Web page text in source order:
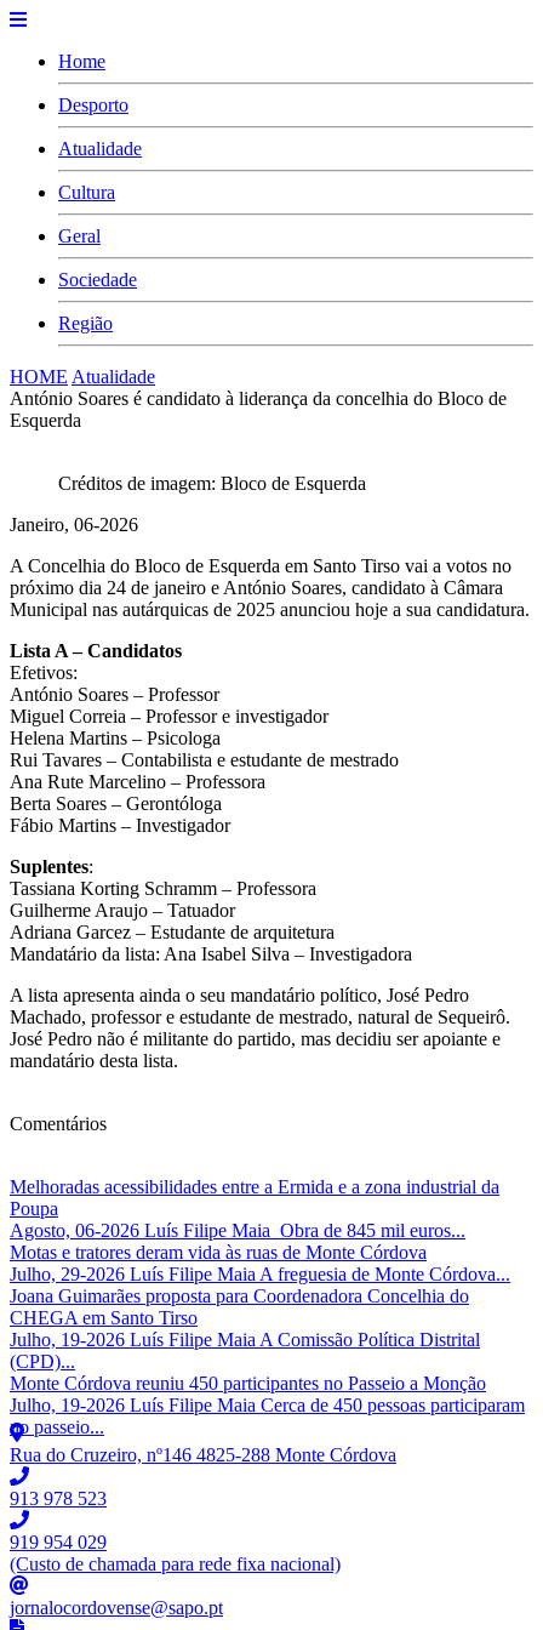
Home
Desporto
Atualidade
Cultura
Geral
Sociedade
Região
HOME Atualidade
António Soares é candidato à liderança da concelhia do Bloco de
Esquerda
Créditos de imagem: Bloco de Esquerda
Janeiro, 06-2026
A Concelhia do Bloco de Esquerda em Santo Tirso vai a votos no
próximo dia 24 de janeiro e António Soares, candidato à Câmara
Municipal nas autárquicas de 2025 anunciou hoje a sua candidatura.
Lista A – Candidatos
Efetivos:
António Soares – Professor
Miguel Correia – Professor e investigador
Helena Martins – Psicologa
Rui Tavares – Contabilista e estudante de mestrado
Ana Rute Marcelino – Professora
Berta Soares – Gerontóloga
Fábio Martins – Investigador
Suplentes:
Tassiana Korting Schramm – Professora
Guilherme Araujo – Tatuador
Adriana Garcez – Estudante de arquitetura
Mandatário da lista: Ana Isabel Silva – Investigadora
A lista apresenta ainda o seu mandatário político, José Pedro
Machado, professor e estudante de mestrado, natural de Sequeirô.
José Pedro não é militante do partido, mas decidiu ser apoiante e
mandatário desta lista.
Comentários
Melhoradas acessibilidades entre a Ermida e a zona industrial da
Poupa
Agosto, 06-2026 Luís Filipe Maia Obra de 845 mil euros...
Motas e tratores deram vida às ruas de Monte Córdova
Julho, 29-2026 Luís Filipe Maia A freguesia de Monte Córdova...
Joana Guimarães proposta para Coordenadora Concelhia do
CHEGA em Santo Tirso
Julho, 19-2026 Luís Filipe Maia A Comissão Política Distrital
(CPD)...
Monte Córdova reuniu 450 participantes no Passeio a Monção
Julho, 19-2026 Luís Filipe Maia Cerca de 450 pessoas participaram
no passeio...
Rua do Cruzeiro, nº146 4825-288 Monte Córdova
913 978 523
919 954 029
(Custo de chamada para rede fixa nacional)
jornalocordovense@sapo.pt